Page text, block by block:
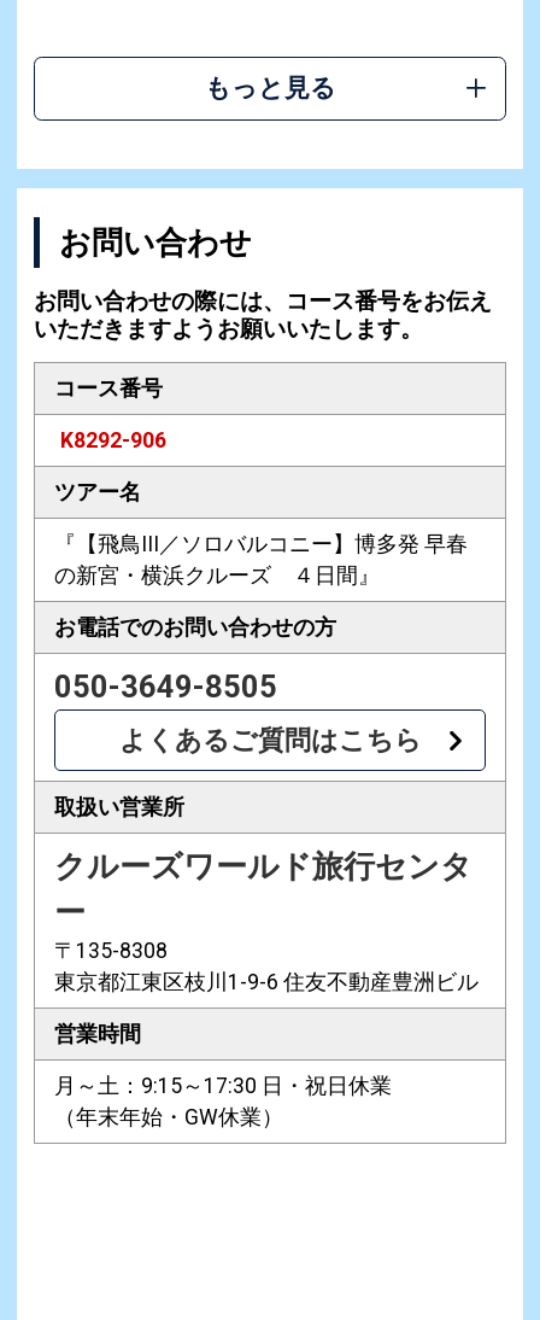
もっと見る
お問い合わせ
お問い合わせの際には、コース番号をお伝え
いただきますようお願いいたします。
コース番号
K8292-906
ツアー名
『【飛鳥III／ソロバルコニー】博多発 早春
の新宮・横浜クルーズ ４日間』
お電話でのお問い合わせの方
050-3649-8505
よくあるご質問はこちら
取扱い営業所
クルーズワールド旅行センタ
ー
〒135-8308
東京都江東区枝川1-9-6 住友不動産豊洲ビル
営業時間
月～土：9:15～17:30 日・祝日休業
（年末年始・GW休業）